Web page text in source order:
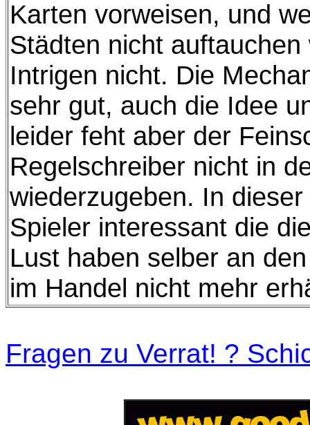
Karten vorweisen, und
Städten nicht
Intrigen nicht. Die
sehr gut, auch die Idee
leider feht aber der
Regelschreiber nicht in
wiederzugeben. In
Spieler interessant die
Lust haben selber an
im Handel nicht mehr
Fragen zu Verrat! ?